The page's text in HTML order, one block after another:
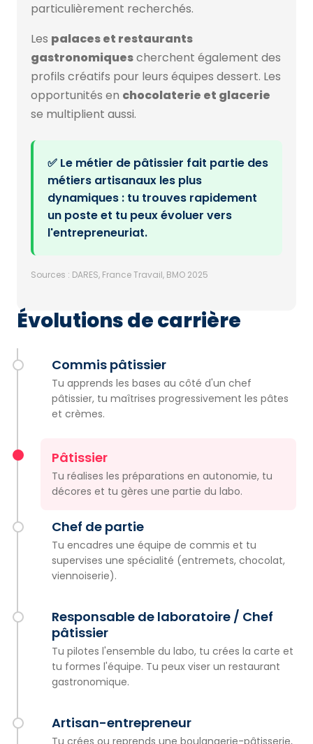
particulièrement recherchés.
Les palaces et restaurants
gastronomiquescherchent également des
profils créatifs pour leurs équipes dessert. Les
opportunités en chocolaterie et glacerie
se multiplient aussi.
✅ Le métier de pâtissier fait partie des
métiers artisanaux les plus
dynamiques : tu trouves rapidement
un poste et tu peux évoluer vers
l'entrepreneuriat.
Sources : DARES, France Travail, BMO 2025
Évolutions de carrière
Commis pâtissier
Tu apprends les bases au côté d'un chef
pâtissier, tu maîtrises progressivement les pâtes
et crèmes.
Pâtissier
Tu réalises les préparations en autonomie, tu
décores et tu gères une partie du labo.
Chef de partie
Tu encadres une équipe de commis et tu
supervises une spécialité (entremets, chocolat,
viennoiserie).
Responsable de laboratoire / Chef
pâtissier
Tu pilotes l'ensemble du labo, tu crées la carte et
tu formes l'équipe. Tu peux viser un restaurant
gastronomique.
Artisan-entrepreneur
Tu crées ou reprends une boulangerie-pâtisserie,